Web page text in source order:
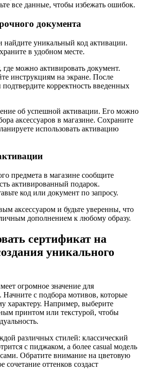
все данные, чтобы избежать ошибок.
документа
найдите уникальный код активации.
в удобном месте.
где можно активировать документ.
инструкциям на экране. После
корректность введенных
об успешной активации. Его можно
аксессуаров в магазине. Сохраните
использовать активацию
предмета в магазине сообщите
активированный подарок.
код или документ по запросу.
аксессуаром и будьте уверенны, что
дополнением к любому образу.
сертификат на
уникального
огромное значение для
Начните с подбора мотивов, которые
характеру. Например, выберите
принтом или текстурой, чтобы
различных стилей: классический
с пиджаком, а более casual модель
Обратите внимание на цветовую
сочетание оттенков создаст